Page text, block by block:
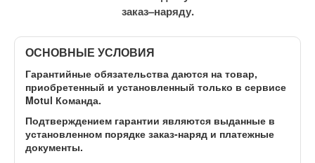
заказ–наряду.
ОСНОВНЫЕ УСЛОВИЯ
Гарантийные обязательства даются на товар,
приобретенный и установленный только в сервисе
Motul Команда.
Подтверждением гарантии являются выданные в
установленном порядке заказ-наряд и платежные
документы.